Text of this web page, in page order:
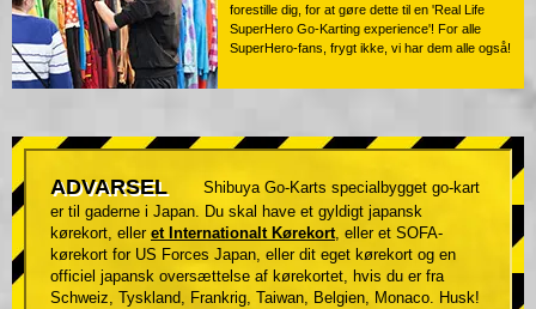
forestille dig, for at gøre dette til en 'Real Life
SuperHero Go-Karting experience'! For alle
SuperHero-fans, frygt ikke, vi har dem alle også!
ADVARSEL
Shibuya Go-Karts specialbygget go-kart
er til gaderne i Japan. Du skal have et gyldigt japansk
kørekort, eller et Internationalt Kørekort, eller et SOFA-
kørekort for US Forces Japan, eller dit eget kørekort og en
officiel japansk oversættelse af kørekortet, hvis du er fra
Schweiz, Tyskland, Frankrig, Taiwan, Belgien, Monaco. Husk!